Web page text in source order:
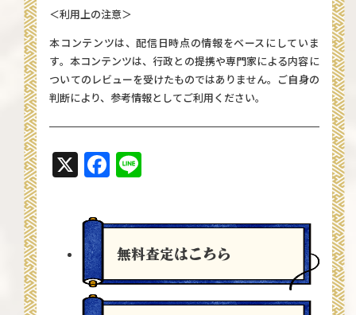
＜利用上の注意＞
本コンテンツは、配信日時点の情報をベースにしていま
す。本コンテンツは、行政との提携や専門家による内容に
ついてのレビューを受けたものではありません。ご自身の
判断により、参考情報としてご利用ください。
X Facebook
無料査定はこちら